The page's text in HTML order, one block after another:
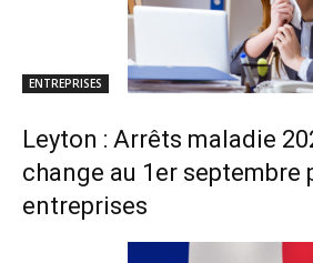
ENTREPRISES
Leyton : Arrêts maladie
change au 1er septembre
entreprises